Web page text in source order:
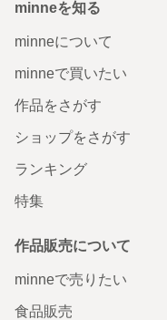
minneを知る
minneについて
minneで買いたい
作品をさがす
ショップをさがす
ランキング
特集
作品販売について
minneで売りたい
食品販売